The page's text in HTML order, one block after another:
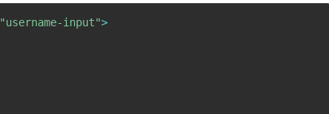
"username-input">